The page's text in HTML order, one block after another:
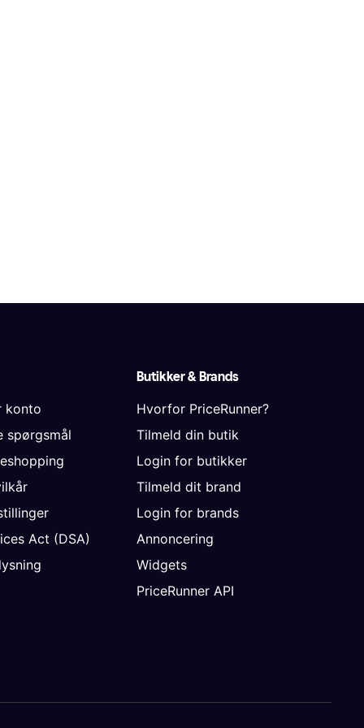
konto
spørgsmål
Act (DSA)
Butikker & Brands
Hvorfor PriceRunner?
Tilmeld din butik
Login for butikker
Tilmeld dit brand
Login for brands
Annoncering
Widgets
PriceRunner API